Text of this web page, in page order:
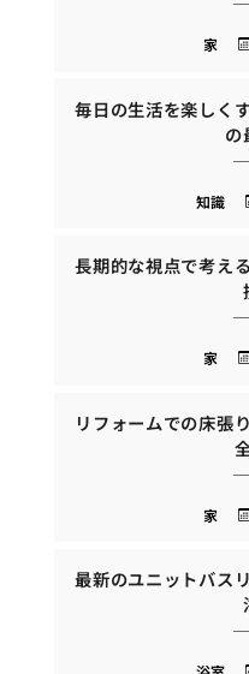
家
毎日の生活を楽しく
の
知識
長期的な視点で考え
家
リフォームでの床張
家
最新のユニットバス